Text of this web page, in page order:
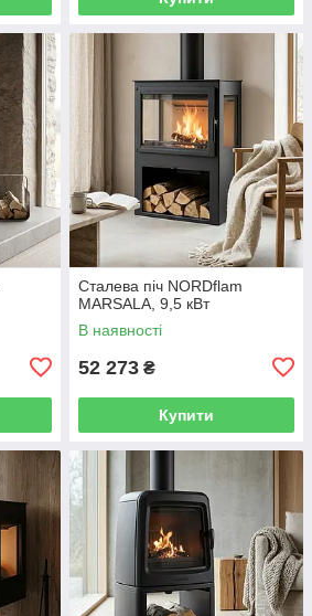
Сталева піч NORDflam
MARSALA, 9,5 кВт
В наявності
52 273 ₴
Купити